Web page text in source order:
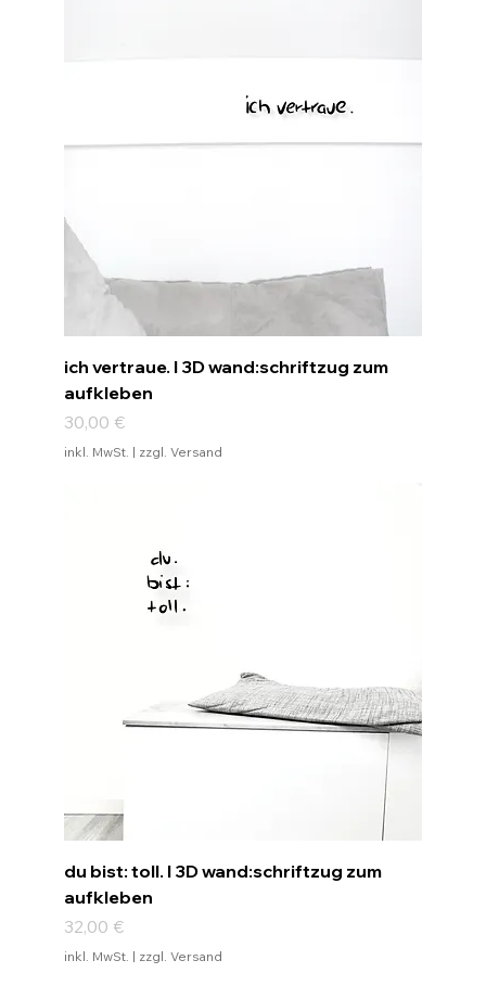
ich vertraue. I 3D wand:schriftzug zum
aufkleben
Preis
30,00 €
inkl. MwSt. | zzgl. Versand
du bist: toll. I 3D wand:schriftzug zum
aufkleben
Preis
32,00 €
inkl. MwSt. | zzgl. Versand